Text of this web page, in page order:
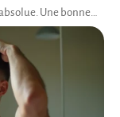
Une bonne